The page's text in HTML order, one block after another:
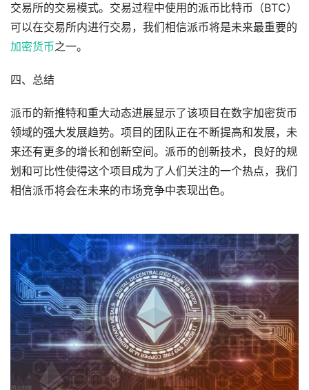
交易所的交易模式。交易过程中使用的派币比特币（BTC）
可以在交易所内进行交易，我们相信派币将是未来最重要的
加密货币之一。
四、总结
派币的新推特和重大动态进展显示了该项目在数字加密货币
领域的强大发展趋势。项目的团队正在不断提高和发展，未
来还有更多的增长和创新空间。派币的创新技术，良好的规
划和可比性使得这个项目成为了人们关注的一个热点，我们
相信派币将会在未来的市场竞争中表现出色。